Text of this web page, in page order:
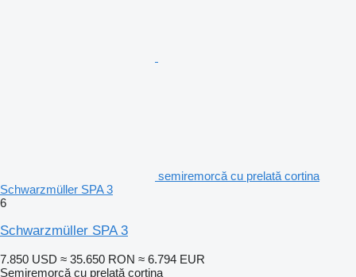
semiremorcă cu prelată cortina
Schwarzmüller SPA 3
6
Schwarzmüller SPA 3
7.850 USD ≈ 35.650 RON ≈ 6.794 EUR
Semiremorcă cu prelată cortina